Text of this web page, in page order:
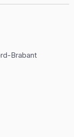
Brabant